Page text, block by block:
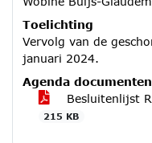
Toelichting
Vervolg van de
januari 2024.
Agenda documenten
Besluitenlijst
215 KB